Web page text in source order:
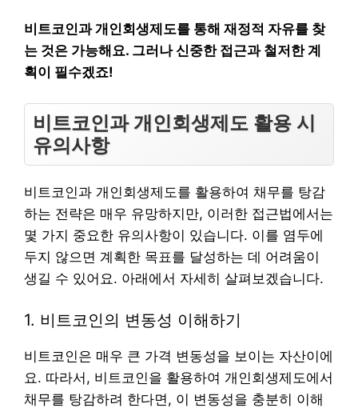
비트코인과 개인회생제도를 통해 재정적 자유를 찾
는 것은 가능해요. 그러나 신중한 접근과 철저한 계
획이 필수겠죠!
비트코인과 개인회생제도 활용 시
유의사항
비트코인과 개인회생제도를 활용하여 채무를 탕감
하는 전략은 매우 유망하지만, 이러한 접근법에서는
몇 가지 중요한 유의사항이 있습니다. 이를 염두에
두지 않으면 계획한 목표를 달성하는 데 어려움이
생길 수 있어요. 아래에서 자세히 살펴보겠습니다.
1. 비트코인의 변동성 이해하기
비트코인은 매우 큰 가격 변동성을 보이는 자산이에
요. 따라서, 비트코인을 활용하여 개인회생제도에서
채무를 탕감하려 한다면, 이 변동성을 충분히 이해